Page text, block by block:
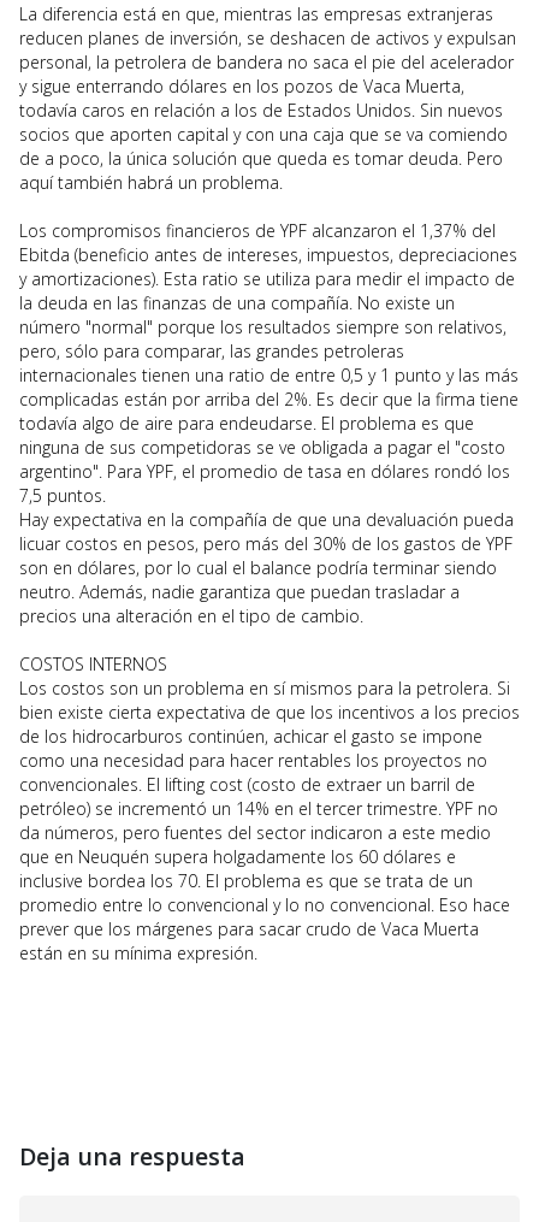
La diferencia está en que, mientras las empresas extranjeras
reducen planes de inversión, se deshacen de activos y expulsan
personal, la petrolera de bandera no saca el pie del acelerador
y sigue enterrando dólares en los pozos de Vaca Muerta,
todavía caros en relación a los de Estados Unidos. Sin nuevos
socios que aporten capital y con una caja que se va comiendo
de a poco, la única solución que queda es tomar deuda. Pero
aquí también habrá un problema.
Los compromisos financieros de YPF alcanzaron el 1,37% del
Ebitda (beneficio antes de intereses, impuestos, depreciaciones
y amortizaciones). Esta ratio se utiliza para medir el impacto de
la deuda en las finanzas de una compañía. No existe un
número "normal" porque los resultados siempre son relativos,
pero, sólo para comparar, las grandes petroleras
internacionales tienen una ratio de entre 0,5 y 1 punto y las más
complicadas están por arriba del 2%. Es decir que la firma tiene
todavía algo de aire para endeudarse. El problema es que
ninguna de sus competidoras se ve obligada a pagar el "costo
argentino". Para YPF, el promedio de tasa en dólares rondó los
7,5 puntos.
Hay expectativa en la compañía de que una devaluación pueda
licuar costos en pesos, pero más del 30% de los gastos de YPF
son en dólares, por lo cual el balance podría terminar siendo
neutro. Además, nadie garantiza que puedan trasladar a
precios una alteración en el tipo de cambio.
COSTOS INTERNOS
Los costos son un problema en sí mismos para la petrolera. Si
bien existe cierta expectativa de que los incentivos a los precios
de los hidrocarburos continúen, achicar el gasto se impone
como una necesidad para hacer rentables los proyectos no
convencionales. El lifting cost (costo de extraer un barril de
petróleo) se incrementó un 14% en el tercer trimestre. YPF no
da números, pero fuentes del sector indicaron a este medio
que en Neuquén supera holgadamente los 60 dólares e
inclusive bordea los 70. El problema es que se trata de un
promedio entre lo convencional y lo no convencional. Eso hace
prever que los márgenes para sacar crudo de Vaca Muerta
están en su mínima expresión.
Deja una respuesta